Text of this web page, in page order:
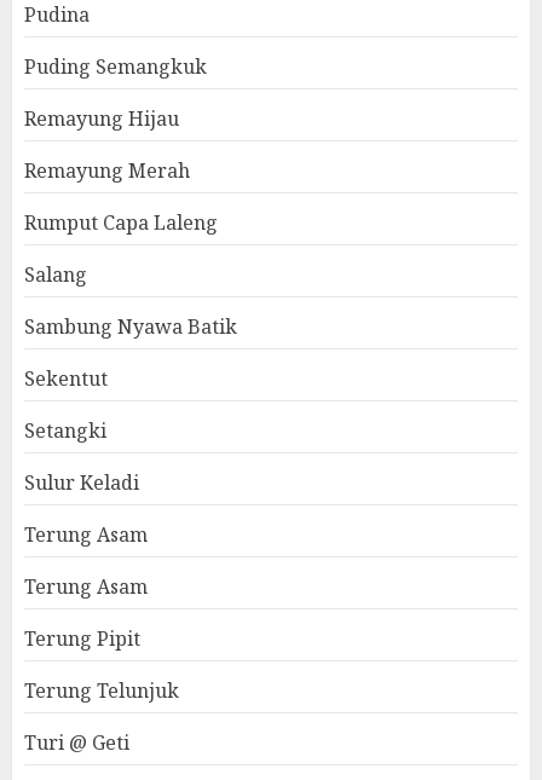
Pudina
Puding Semangkuk
Remayung Hijau
Remayung Merah
Rumput Capa Laleng
Salang
Sambung Nyawa Batik
Sekentut
Setangki
Sulur Keladi
Terung Asam
Terung Asam
Terung Pipit
Terung Telunjuk
Turi @ Geti